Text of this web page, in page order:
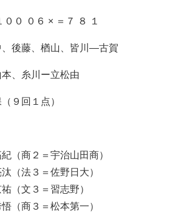
０ ０６ × ＝７ ８ １
、後藤、楢山、皆川―古賀
本、糸川ー立松由
９回１点）
（商２＝宇治山田商）
（法３＝佐野日大）
（文３＝習志野）
商３＝松本第一）